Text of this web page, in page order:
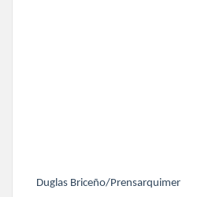
Duglas Briceño/Prensarquimer